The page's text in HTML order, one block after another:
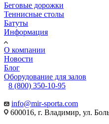
Беговые дорожки
Теннисные столы
Батуты
Информация
О компании
Новости
Блог
Оборудование для залов
8 (800) 350-10-95
info@mir-sporta.com
600016, г. Владимир, ул.